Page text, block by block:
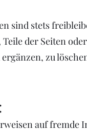
sind stets
der Seiten
zu
auf fremde